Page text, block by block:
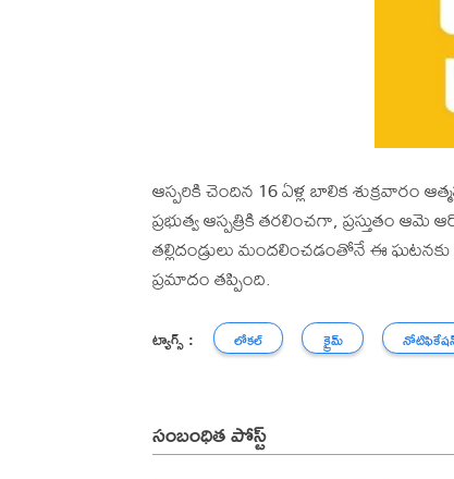
ఆస్పరికి చెందిన 16 ఏళ్ల బాలిక శుక్రవారం
ప్రభుత్వ ఆస్పత్రికి తరలించగా, ప్రస్తుతం
తల్లిదండ్రులు మందలించడంతోనే ఈ ఘటనకు
ప్రమాదం తప్పింది.
ట్యాగ్స్ : లోకల్ క్రైమ్
సంబంధిత పోస్ట్